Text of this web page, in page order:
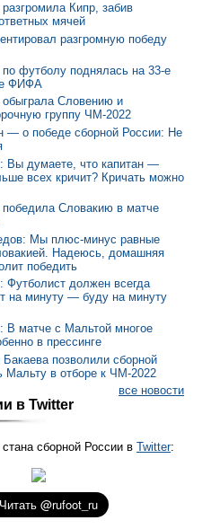
Кипр, забив
мячей
разгромную победу
футболу поднялась на 33-е
ФИФА
Словению и
группу ЧМ-2022
— о победе сборной России: Не
Вы думаете, что капитан —
всех кричит? Кричать можно
Словакию в матче
Мы плюс-минус равные
Надеюсь, домашняя
победить
Футболист должен всегда
на минуту — буду на минуту
В матче с Мальтой многое
в прессинге
позволили сборной
Мальту в отборе к ЧМ-2022
все новости
в Twitter
сборной России в Twitter: